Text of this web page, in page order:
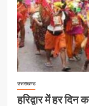
उत्तराखण्ड
हरिद्वार में हर दिन